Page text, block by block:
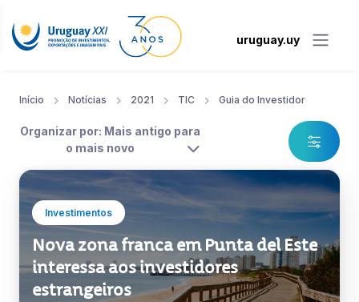
uruguay.uy
Início Notícias 2021 TIC Guia do Investidor
Organizar por: Mais antigo para
o mais novo
Investimentos
Nova zona franca em Punta del Este
interessa aos investidores
estrangeiros